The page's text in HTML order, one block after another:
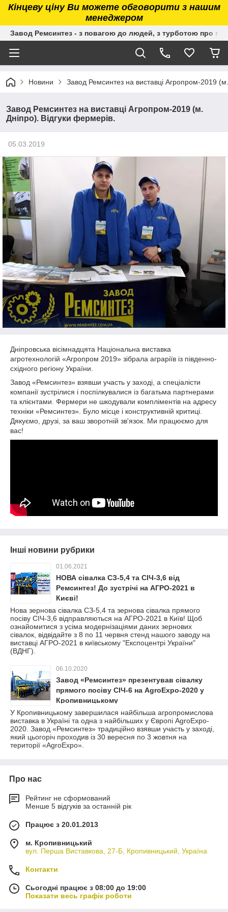
Кінцеву ціну Ви можете обговорити з нашим
менеджером
Завод Ремсинтез - з повагою до людей, з турботою про
Новини Завод Ремсинтез на виставці Агропром-2019
Завод Ремсинтез на виставці Агропром-2019 (м.
Дніпро). Відгуки фермерів.
05.03.2019
Дніпровська вісімнадцята Національна виставка
агротехнологій «Агропром 2019» зібрала аграріїв із південно-
східного регіону України.
Завод «Ремсинтез» взявши участь у заході, а спеціалісти
компанії зустрілися і поспілкувалися із багатьма партнерами
та клієнтами. Фермери не шкодували компліментів на адресу
техніки «Ремсинтез». Було місце і конструктивній критиці.
Дякуємо, друзі, за ваш зворотній зв'язок. Ми працюємо для
вас!
Інші новини рубрики
01.06.2021
НОВА сівалка СЗ-5,4 та СІЧ-3,6 від
Ремсинтез! До зустрічі на АГРО-2021 в
Києві!
Нова зернова сівалка СЗ-5,4 та зернова сівалка прямого
посіву СІЧ-3,6 відправляються на АГРО-2021 в Київ! Щоб
ознайомитися з усіма модернізаціями даних зернових
сівалок, відвідайте з 8 по 11 червня стенд нашого заводу на
виставці АГРО-2021 в київському "Експоцентрі України"
(ВДНГ).
06.10.2020
Завод «Ремсинтез» презентував сівалку
прямого посіву СІЧ-6 на AgroExpo-2020 у
Кропивницькому
У Кропивницькому завершилася найбільша агропромислова
виставка в Україні та одна з найбільших у Європі AgroExpo-
2020. Завод «Ремсинтез» традиційно взявши участь у заході,
який цьогоріч проходив із 30 вересня по 3 жовтня на
території «AgroExpo».
Про нас
Рейтинг не сформований
Менше 5 відгуків за останній рік
Працює з 20.01.2013
м. Кропивницький
вул. Перша Виставкова, 27-Б, Кропивницький, Україна
Контакти
Сьогодні працює з 08:00 до 19:00
Показати весь графік роботи